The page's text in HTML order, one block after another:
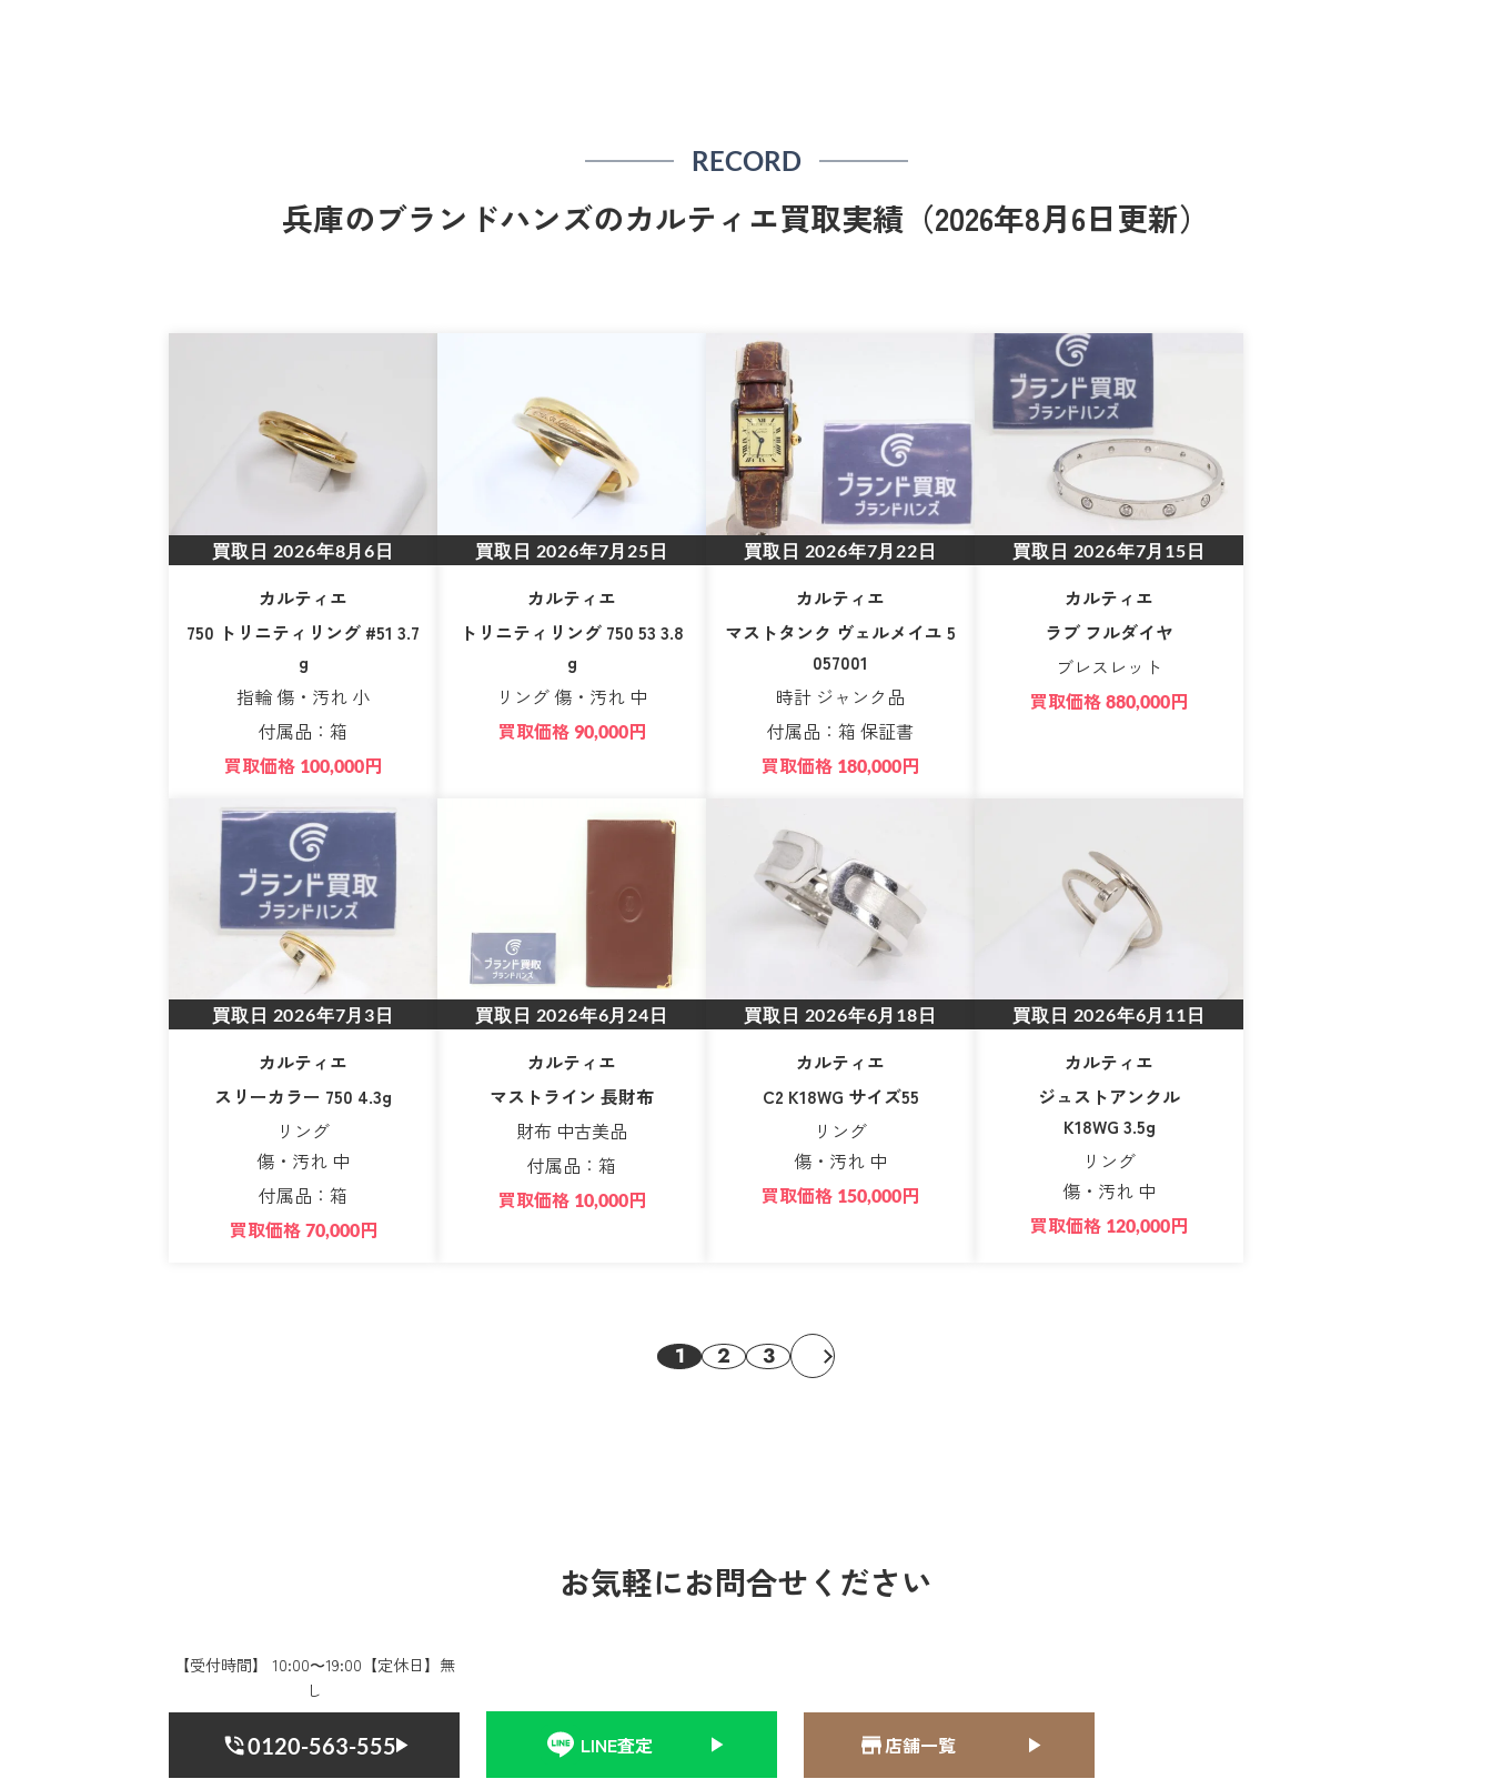
RECORD
兵庫のブランドハンズのカルティエ買取実績（2026年8月6日更新）
買取日 2026年8月6日
カルティエ
750 トリニティリング #51 3.7
g
指輪 傷・汚れ 小
付属品：箱
買取価格 100,000円
買取日 2026年7月25日
カルティエ
トリニティリング 750 53 3.8
g
リング 傷・汚れ 中
買取価格 90,000円
買取日 2026年7月22日
カルティエ
マストタンク ヴェルメイユ 5
057001
時計 ジャンク品
付属品：箱 保証書
買取価格 180,000円
買取日 2026年7月15日
カルティエ
ラブ フルダイヤ
ブレスレット
買取価格 880,000円
買取日 2026年7月3日
カルティエ
スリーカラー 750 4.3g
リング
傷・汚れ 中
付属品：箱
買取価格 70,000円
買取日 2026年6月24日
カルティエ
マストライン 長財布
財布 中古美品
付属品：箱
買取価格 10,000円
買取日 2026年6月18日
カルティエ
C2 K18WG サイズ55
リング
傷・汚れ 中
買取価格 150,000円
買取日 2026年6月11日
カルティエ
ジュストアンクル
K18WG 3.5g
リング
傷・汚れ 中
買取価格 120,000円
1 2 3
お気軽にお問合せください
【受付時間】 10:00〜19:00【定休日】無
し
0120-563-555 LINE査定 店舗一覧